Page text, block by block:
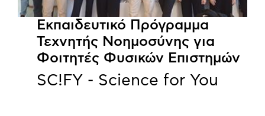
Εκπαιδευτικό Πρόγραμμα
Τεχνητής Νοημοσύνης για
Φοιτητές Φυσικών Επιστημών
SC!FY - Science for You